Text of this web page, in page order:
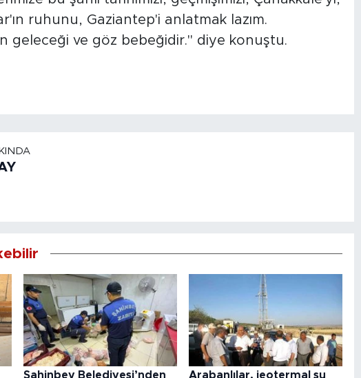
ruhunu, Gaziantep'i anlatmak lazım.
geleceği ve göz bebeğidir." diye konuştu.
Şahinbey Belediyesi’nden
Arabanlılar, jeotermal su